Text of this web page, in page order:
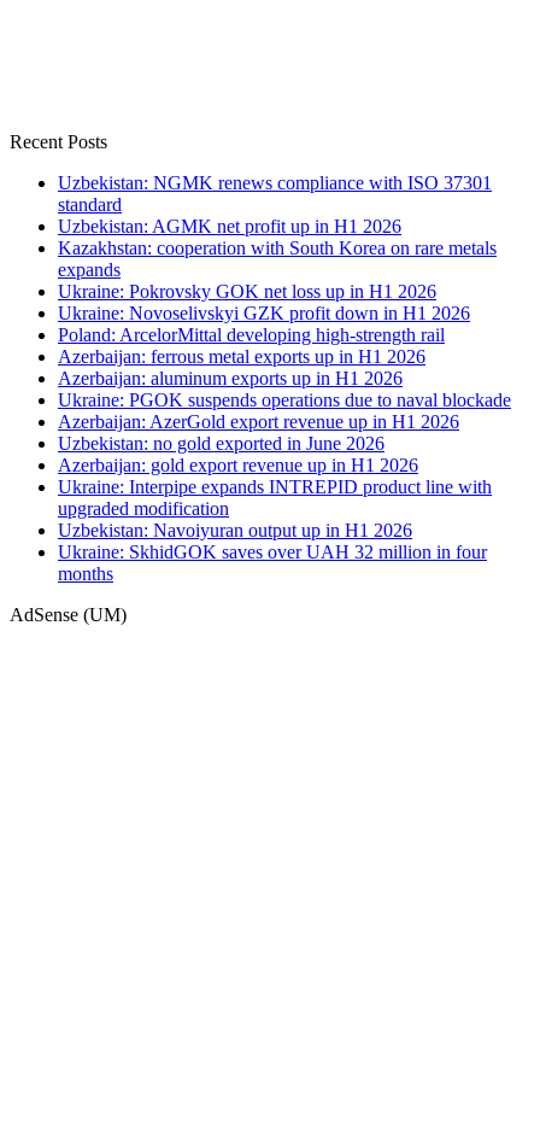
Recent Posts
Uzbekistan: NGMK renews compliance with ISO 37301
standard
Uzbekistan: AGMK net profit up in H1 2026
Kazakhstan: cooperation with South Korea on rare metals
expands
Ukraine: Pokrovsky GOK net loss up in H1 2026
Ukraine: Novoselivskyi GZK profit down in H1 2026
Poland: ArcelorMittal developing high-strength rail
Azerbaijan: ferrous metal exports up in H1 2026
Azerbaijan: aluminum exports up in H1 2026
Ukraine: PGOK suspends operations due to naval blockade
Azerbaijan: AzerGold export revenue up in H1 2026
Uzbekistan: no gold exported in June 2026
Azerbaijan: gold export revenue up in H1 2026
Ukraine: Interpipe expands INTREPID product line with
upgraded modification
Uzbekistan: Navoiyuran output up in H1 2026
Ukraine: SkhidGOK saves over UAH 32 million in four
months
AdSense (UM)